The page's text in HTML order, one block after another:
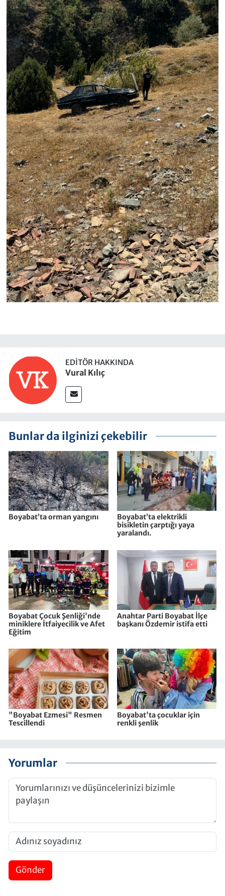
EDITÖR HAKKINDA
Vural Kılıç
Bunlar da ilginizi çekebilir
Boyabat’ta orman yangını
Boyabat’ta elektrikli
bisikletin çarptığı yaya
yaralandı.
Boyabat Çocuk Şenliği'nde
miniklere İtfaiyecilik ve Afet
Eğitim
Anahtar Parti Boyabat İlçe
başkanı Özdemir istifa etti
"Boyabat Ezmesi" Resmen
Tescillendi
Boyabat'ta çocuklar için
renkli şenlik
Yorumlar
Gönder